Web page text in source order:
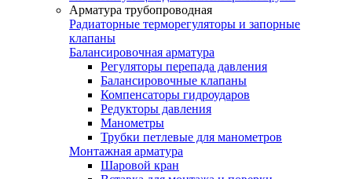
Арматура трубопроводная
Радиаторные терморегуляторы и запорные
клапаны
Балансировочная арматура
Регуляторы перепада давления
Балансировочные клапаны
Компенсаторы гидроударов
Редукторы давления
Манометры
Трубки петлевые для манометров
Монтажная арматура
Шаровой кран